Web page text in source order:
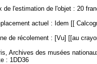
de l'estimation de l'objet : 20
actuel : Idem [[
de récolement : [Vu] [[au
Archives des musées
: 1DD36